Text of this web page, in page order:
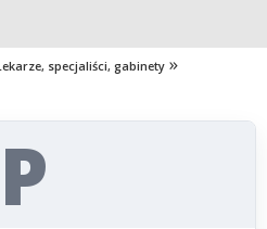
specjaliści, gabinety
P